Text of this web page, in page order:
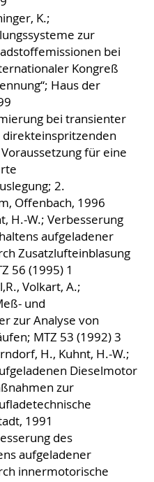
K.;
zur
bei
Kongreß
Haus der
bei transienter
für eine
2.
Offenbach, 1996
H.-W.; Verbesserung
aufgeladener
Zusatzlufteinblasung
56 (1995) 1
Volkart, A.;
und
zur Analyse von
MTZ 53 (1992) 3
H., Kuhnt, H.-W.;
Dieselmotor
zur
1991
des
aufgeladener
innermotorische